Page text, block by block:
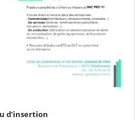
d’insertion